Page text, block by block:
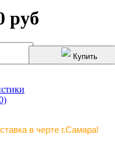
руб
Купить
в черте г.Самара!